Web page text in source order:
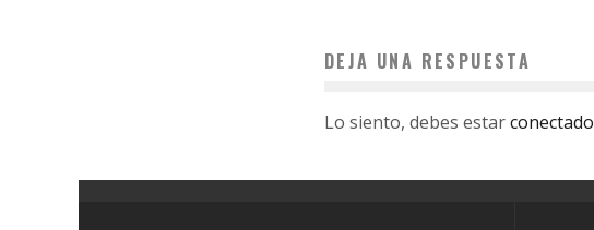
DEJA UNA RESPUESTA
Lo siento, debes estarconectado